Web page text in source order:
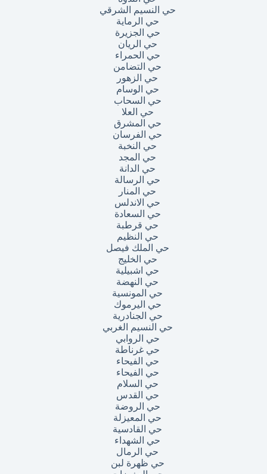
حي النسيم الشرقي
حي الرماية
حي الجزيرة
حي الريان
حي الحمراء
حي التضامن
حي الزهور
حي الوسام
حي السحاب
حي العلا
حي المشرق
حي الفرسان
حي النخبة
حي المجد
حي الدانة
حي الرسالة
حي المنار
حي الاندلس
حي السعادة
حي قرطبة
حي النظيم
حي الملك فيصل
حي الخليج
حي اشبيلية
حي النهضة
حي المونسية
حي اليرموك
حي الجنادرية
حي النسيم الغربي
حي الروابي
حي غرناطة
حي الفيحاء
حي الفيحاء
حي السلام
حي القدس
حي الروضة
حي المعيزلة
حي القادسية
حي الشهداء
حي الرمال
حي ظهرة لبن